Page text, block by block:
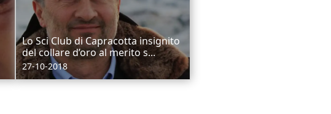
Lo Sci Club di Capracotta insignito
del collare d’oro al merito s...
27-10-2018